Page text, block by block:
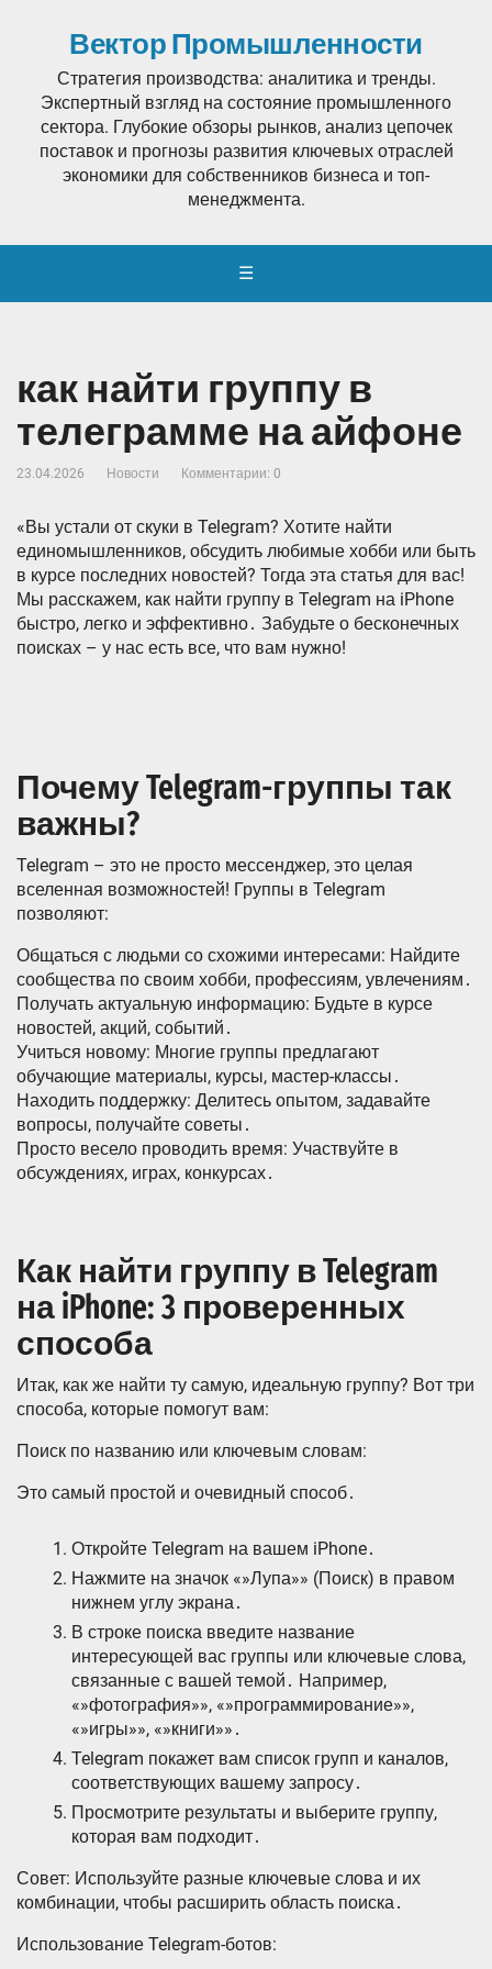
Вектор Промышленности
Стратегия производства: аналитика и тренды.
Экспертный взгляд на состояние промышленного
сектора. Глубокие обзоры рынков, анализ цепочек
поставок и прогнозы развития ключевых отраслей
экономики для собственников бизнеса и топ-
менеджмента.
☰
как найти группу в
телеграмме на айфоне
23.04.2026 Новости Комментарии: 0
«Вы устали от скуки в Telegram? Хотите найти
единомышленников, обсудить любимые хобби или быть
в курсе последних новостей? Тогда эта статья для вас!
Мы расскажем, как найти группу в Telegram на iPhone
быстро, легко и эффективно․ Забудьте о бесконечных
поисках – у нас есть все, что вам нужно!
Почему Telegram-группы так
важны?
Telegram – это не просто мессенджер, это целая
вселенная возможностей! Группы в Telegram
позволяют:
Общаться с людьми со схожими интересами: Найдите
сообщества по своим хобби, профессиям, увлечениям․
Получать актуальную информацию: Будьте в курсе
новостей, акций, событий․
Учиться новому: Многие группы предлагают
обучающие материалы, курсы, мастер-классы․
Находить поддержку: Делитесь опытом, задавайте
вопросы, получайте советы․
Просто весело проводить время: Участвуйте в
обсуждениях, играх, конкурсах․
Как найти группу в Telegram
на iPhone: 3 проверенных
способа
Итак, как же найти ту самую, идеальную группу? Вот три
способа, которые помогут вам:
Поиск по названию или ключевым словам:
Это самый простой и очевидный способ․
Откройте Telegram на вашем iPhone․
Нажмите на значок «»Лупа»» (Поиск) в правом
нижнем углу экрана․
В строке поиска введите название
интересующей вас группы или ключевые слова,
связанные с вашей темой․ Например,
«»фотография»», «»программирование»»,
«»игры»», «»книги»»․
Telegram покажет вам список групп и каналов,
соответствующих вашему запросу․
Просмотрите результаты и выберите группу,
которая вам подходит․
Совет: Используйте разные ключевые слова и их
комбинации, чтобы расширить область поиска․
Использование Telegram-ботов: